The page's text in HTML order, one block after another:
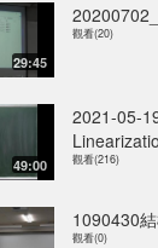
29:45
觀看(20)
49:00
2021-05-
觀看(216)
1090430
觀看(0)